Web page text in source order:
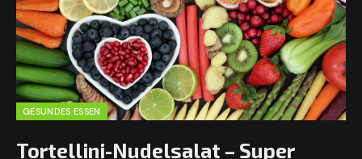
GESUNDES ESSEN
Tortellini-Nudelsalat – Super